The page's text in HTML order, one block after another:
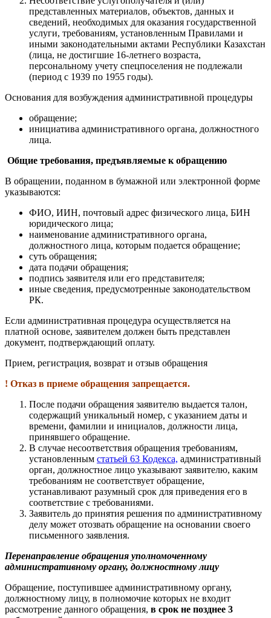
представленных материалов, объектов, данных и
сведений, необходимых для оказания государственной
услуги, требованиям, установленным Правилами и
иными законодательными актами Республики Казахстан
(лица, не достигшие 16-летнего возраста,
персональному учету спецпоселения не подлежали
(период с 1939 по 1955 годы).
Основания для возбуждения административной процедуры
обращение;
инициатива административного органа, должностного
лица.
Общие требования, предъявляемые к обращению
В обращении, поданном в бумажной или электронной форме
указываются:
ФИО, ИИН, почтовый адрес физического лица, БИН
юридического лица;
наименование административного органа,
должностного лица, которым подается обращение;
суть обращения;
дата подачи обращения;
подпись заявителя или его представителя;
иные сведения, предусмотренные законодательством
РК.
Если административная процедура осуществляется на
платной основе, заявителем должен быть представлен
документ, подтверждающий оплату.
Прием, регистрация, возврат и отзыв обращения
! Отказ в приеме обращения запрещается.
После подачи обращения заявителю выдается талон,
содержащий уникальный номер, с указанием даты и
времени, фамилии и инициалов, должности лица,
принявшего обращение.
В случае несоответствия обращения требованиям,
установленным статьей 63 Кодекса, административный
орган, должностное лицо указывают заявителю, каким
требованиям не соответствует обращение,
устанавливают разумный срок для приведения его в
соответствие с требованиями.
Заявитель до принятия решения по административному
делу может отозвать обращение на основании своего
письменного заявления.
Перенаправление обращения уполномоченному
административному органу, должностному лицу
Обращение, поступившее административному органу,
должностному лицу, в полномочие которых не входит
рассмотрение данного обращения, в срок не позднее 3